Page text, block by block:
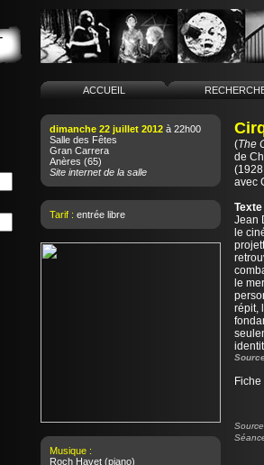
ACCUEIL
dimanche 22 juillet 2012 à 22h00
Salle des Fêtes
Gran Carrera
Anères (65)
Site internet de la salle
Tarif : entrée libre
Musique :
Roch Havet (piano)
(The
de
avec
Jean
le
le
répit,